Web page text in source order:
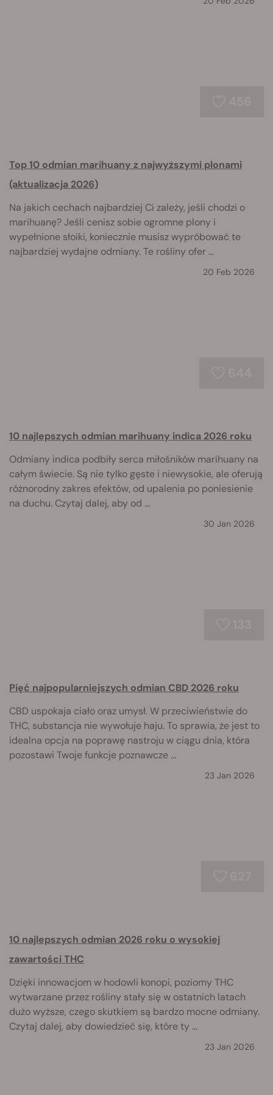
Top 10 odmian marihuany z najwyższymi plonami
(aktualizacja 2026)
Na jakich cechach najbardziej Ci zależy, jeśli chodzi o
marihuanę? Jeśli cenisz sobie ogromne plony i
wypełnione słoiki, koniecznie musisz wypróbować te
najbardziej wydajne odmiany. Te rośliny ofer ...
20 Feb 2026
10 najlepszych odmian marihuany indica 2026 roku
Odmiany indica podbiły serca miłośników marihuany na
całym świecie. Są nie tylko gęste i niewysokie, ale oferują
różnorodny zakres efektów, od upalenia po poniesienie
na duchu. Czytaj dalej, aby od ...
30 Jan 2026
Pięć najpopularniejszych odmian CBD 2026 roku
CBD uspokaja ciało oraz umysł. W przeciwieństwie do
THC, substancja nie wywołuje haju. To sprawia, że jest to
idealna opcja na poprawę nastroju w ciągu dnia, która
pozostawi Twoje funkcje poznawcze ...
23 Jan 2026
10 najlepszych odmian 2026 roku o wysokiej
zawartości THC
Dzięki innowacjom w hodowli konopi, poziomy THC
wytwarzane przez rośliny stały się w ostatnich latach
dużo wyższe, czego skutkiem są bardzo mocne odmiany.
Czytaj dalej, aby dowiedzieć się, które ty ...
23 Jan 2026